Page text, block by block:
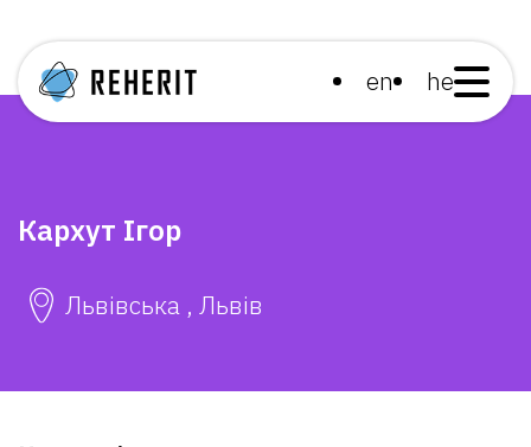
en he
Кархут Ігор
Львівська , Львів